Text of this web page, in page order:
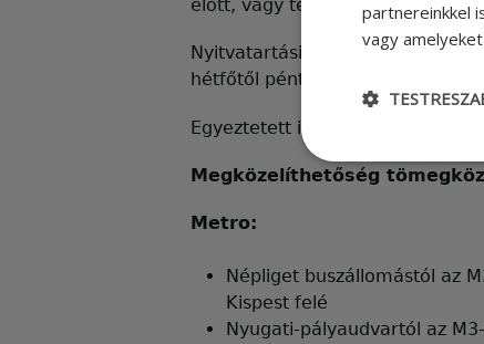
előtt, vagy telefonos
Nyitvatartási idő:
hétfőtől péntekig 8-17 óráig
Egyeztetett időpontok ezen kívül
Megközelíthetőség
Metro:
Népliget buszállomástól az
Kispest felé
Nyugati-pályaudvartól az
partnereinkkel
vagy